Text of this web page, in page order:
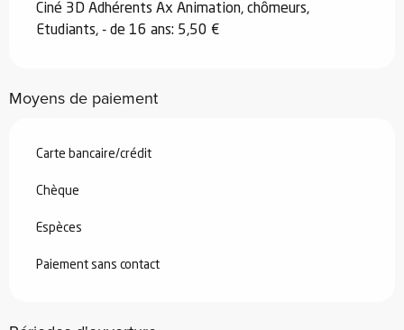
Ciné 3D Adhérents Ax Animation, chômeurs,
Etudiants, - de 16 ans: 5,50 €
Moyens de paiement
Carte bancaire/crédit
Chèque
Espèces
Paiement sans contact